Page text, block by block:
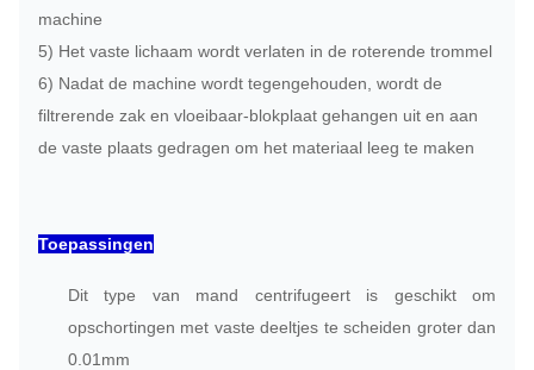
machine
5) Het vaste lichaam wordt verlaten in de roterende trommel
6) Nadat de machine wordt tegengehouden, wordt de
filtrerende zak en vloeibaar-blokplaat gehangen uit en aan
de vaste plaats gedragen om het materiaal leeg te maken
Toepassingen
Dit type van mand centrifugeert is geschikt om
opschortingen met vaste deeltjes te scheiden groter dan
0.01mm